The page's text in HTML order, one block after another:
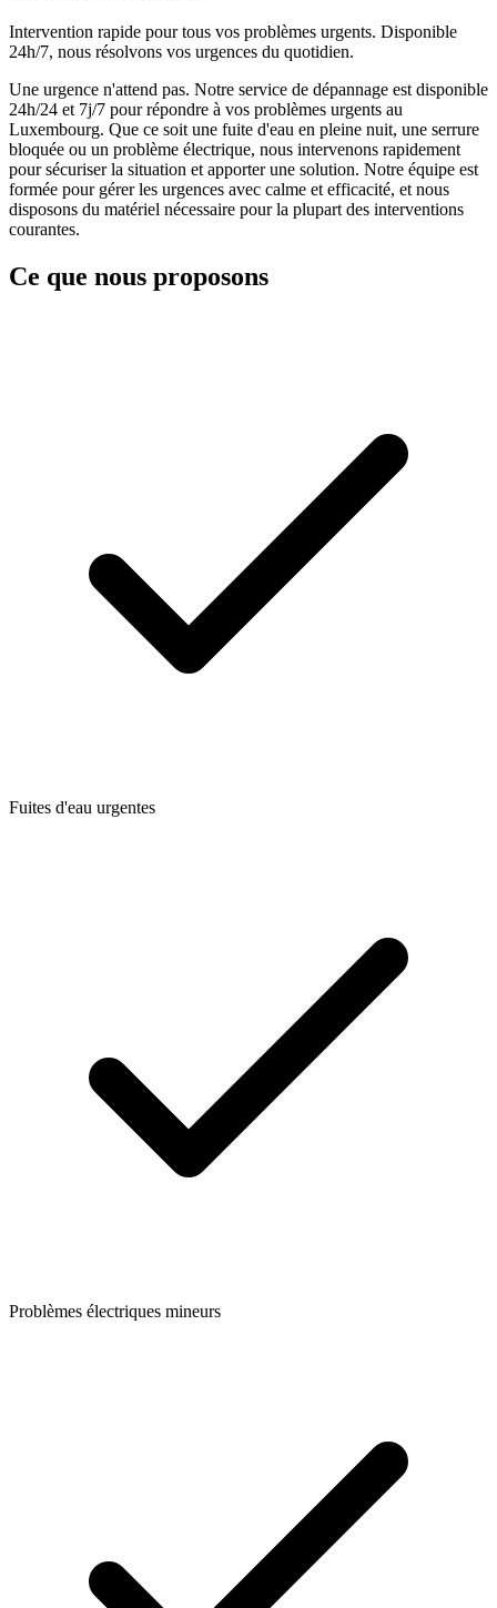
Intervention rapide pour tous vos problèmes urgents. Disponible
24h/7, nous résolvons vos urgences du quotidien.
Une urgence n'attend pas. Notre service de dépannage est disponible
24h/24 et 7j/7 pour répondre à vos problèmes urgents au
Luxembourg. Que ce soit une fuite d'eau en pleine nuit, une serrure
bloquée ou un problème électrique, nous intervenons rapidement
pour sécuriser la situation et apporter une solution. Notre équipe est
formée pour gérer les urgences avec calme et efficacité, et nous
disposons du matériel nécessaire pour la plupart des interventions
courantes.
Ce que nous proposons
Fuites d'eau urgentes
Problèmes électriques mineurs